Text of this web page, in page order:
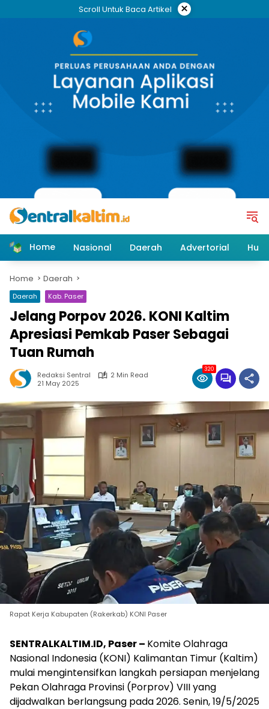
Scroll Untuk Baca Artikel ×
Home Nasional Daerah Advertorial
Home Daerah
Daerah Kab. Paser
Jelang Porpov 2026. KONI Kaltim
Apresiasi Pemkab Paser Sebagai
Tuan Rumah
Redaksi Sentral
2 Min Read
21 May 2025
320
Rapat Kerja Kabupaten (Rakerkab) KONI Paser
SENTRALKALTIM.ID, Paser – Komite Olahraga
Nasional Indonesia (KONI) Kalimantan Timur (Kaltim)
mulai mengintensifkan langkah persiapan menjelang
Pekan Olahraga Provinsi (Porprov) VIII yang
dijadwalkan berlangsung pada 2026. Senin, 19/5/2025